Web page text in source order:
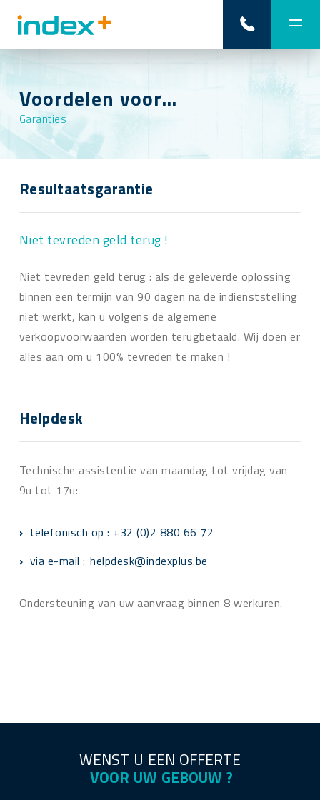
Voordelen voor…
Garanties
Resultaatsgarantie
Niet tevreden geld terug !
Niet tevreden geld terug : als de geleverde oplossing
binnen een termijn van 90 dagen na de indienststelling
niet werkt, kan u volgens de algemene
verkoopvoorwaarden worden terugbetaald. Wij doen er
alles aan om u 100% tevreden te maken !
Helpdesk
Technische assistentie van maandag tot vrijdag van
9u tot 17u:
telefonisch op : +32 (0)2 880 66 72
via e-mail : helpdesk@indexplus.be
Ondersteuning van uw aanvraag binnen 8 werkuren.
WENST U EEN OFFERTE
VOOR UW GEBOUW ?